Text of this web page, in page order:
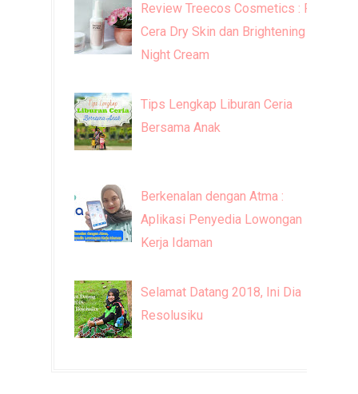
Review Treecos Cosmetics : FW
Cera Dry Skin dan Brightening
Night Cream
Tips Lengkap Liburan Ceria
Bersama Anak
Berkenalan dengan Atma :
Aplikasi Penyedia Lowongan
Kerja Idaman
Selamat Datang 2018, Ini Dia
Resolusiku